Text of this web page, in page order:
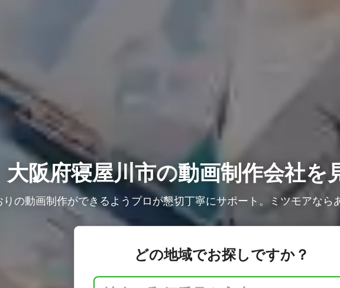
大阪府寝屋川市の動画制作会社を
りの動画制作ができるようプロが懇切丁寧にサポート。ミツモアなら
どの地域でお探しですか？